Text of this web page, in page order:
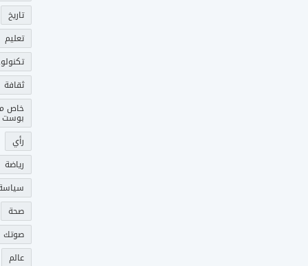
تاريخ
تعليم
ثقافة
خاص
بوست
رأي
رياضة
صحة
عالم